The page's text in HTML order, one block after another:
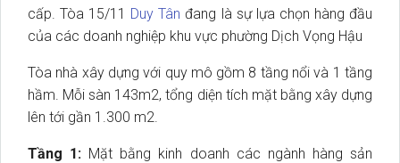
cấp. Tòa 15/11 Duy Tân đang là sự lựa chọn hàng đầu
của các doanh nghiệp khu vực phường Dịch Vọng Hậu
Tòa nhà xây dựng với quy mô gồm 8 tầng nổi và 1 tầng
hầm. Mỗi sàn 143m2, tổng diện tích mặt bằng xây dựng
lên tới gần 1.300 m2.
Tầng 1: Mặt bằng kinh doanh các ngành hàng sản